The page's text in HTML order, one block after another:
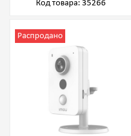
Код товара: 35266
Распродано